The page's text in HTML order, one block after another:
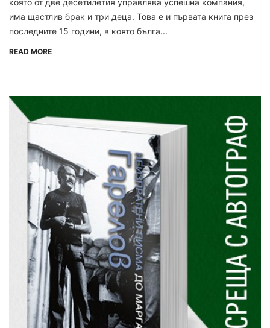
която от две десетилетия управлява успешна компания,
има щастлив брак и три деца. Това е и първата книга през
последните 15 години, в която бълга...
READ MORE